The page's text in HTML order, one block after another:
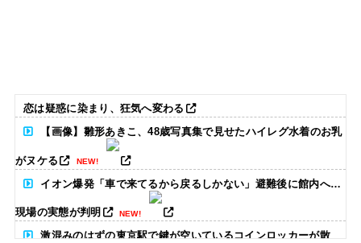
恋は疑惑に染まり、狂気へ変わる
【画像】雛形あきこ、48歳写真集で見せたハイレグ水着のお乳
がヌケる NEW!
イオン爆発「車で来てるから戻るしかない」避難後に館内へ…
現場の実態が判明 NEW!
激混みのはずの東京駅で鍵が空いているコインロッカーが散